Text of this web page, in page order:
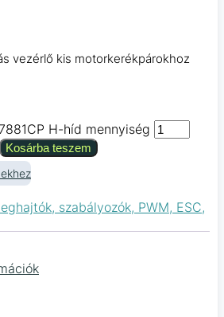
vezérlő kis motorkerékpárokhoz
H-híd mennyiség
Kosárba teszem
szabályozók, PWM, ESC,